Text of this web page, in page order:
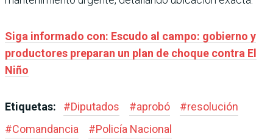
Siga informado con: Escudo al campo: gobierno y
productores preparan un plan de choque contra El
Niño
Etiquetas: #Diputados #aprobó #resolución
#Comandancia #Policía Nacional